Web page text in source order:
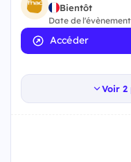
Bientôt
Date de l'évènement
Accéder
Voir 2